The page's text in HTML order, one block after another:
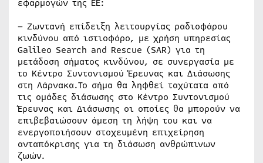
εφαρμογών της ΕΕ:
– Ζωντανή επίδειξη λειτουργίας ραδιοφάρου
κινδύνου από ιστιοφόρο, με χρήση υπηρεσίας
Galileo Search and Rescue (SAR) για τη
μετάδοση σήματος κινδύνου, σε συνεργασία με
το Κέντρο Συντονισμού Έρευνας και Διάσωσης
στη Λάρνακα.Το σήμα θα ληφθεί ταχύτατα από
τις ομάδες διάσωσης στο Κέντρο Συντονισμού
Έρευνας και Διάσωσης οι οποίες θα μπορούν να
επιβεβαιώσουν άμεση τη λήψη του και να
ενεργοποιήσουν στοχευμένη επιχείρηση
ανταπόκρισης για τη διάσωση ανθρώπινων
ζωών.